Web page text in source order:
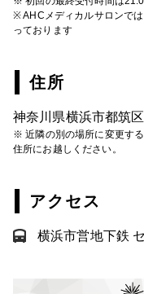
※ AHCメディカルサロンで
っております
住所
神奈川県横浜市都筑
※ 近隣の別の場所に変更す
住所にお越しください。
アクセス
横浜市営地下鉄